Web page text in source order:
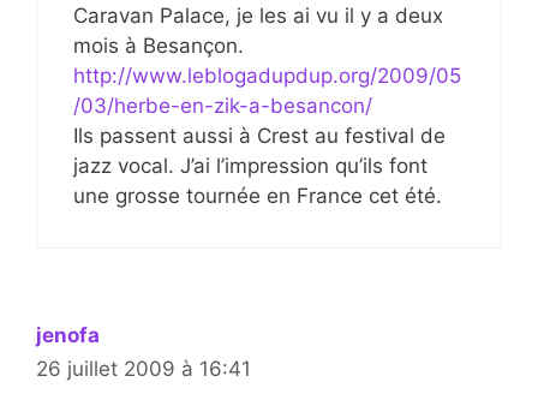
Caravan Palace, je les ai vu il y a deux
mois à Besançon.
http://www.leblogadupdup.org/2009/05
/03/herbe-en-zik-a-besancon/
Ils passent aussi à Crest au festival de
jazz vocal. J’ai l’impression qu’ils font
une grosse tournée en France cet été.
jenofa
26 juillet 2009 à 16:41